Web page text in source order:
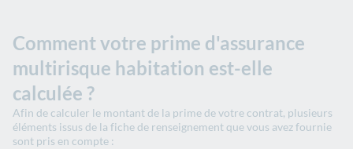
Comment votre prime d'assurance
multirisque habitation est-elle
calculée ?
Afin de calculer le montant de la prime de votre contrat, plusieurs
éléments issus de la fiche de renseignement que vous avez fournie
sont pris en compte :